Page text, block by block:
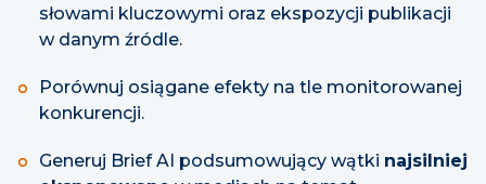
słowami kluczowymi oraz ekspozycji publikacji
w danym źródle.
Porównuj osiągane efekty na tle monitorowanej
konkurencji.
Generuj Brief AI podsumowujący wątki najsilniej